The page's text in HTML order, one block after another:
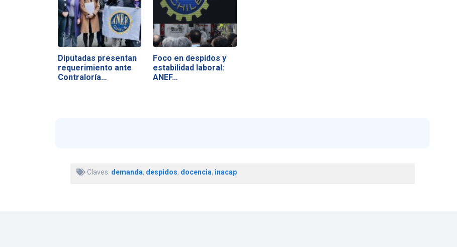
Diputadas presentan
requerimiento ante
Contraloría…
Foco en despidos y
estabilidad laboral:
ANEF…
Claves: demanda, despidos, docencia, inacap